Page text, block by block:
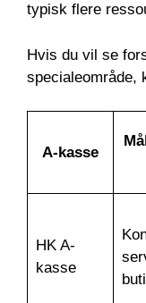
typisk flere
Hvis du vil se
specialeområde,
A-kasse
HK A-
kasse